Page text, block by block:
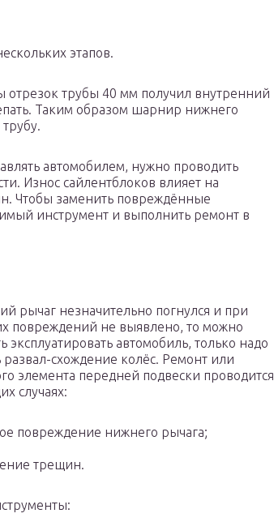
этапов.
отрезок трубы 40 мм получил внутренний
Таким образом шарнир нижнего
автомобилем, нужно проводить
Износ сайлентблоков влияет на
Чтобы заменить повреждённые
инструмент и выполнить ремонт в
рычаг незначительно погнулся и при
повреждений не выявлено, то можно
эксплуатировать автомобиль, только надо
развал-схождение колёс. Ремонт или
элемента передней подвески проводится
случаях:
повреждение нижнего рычага;
трещин.